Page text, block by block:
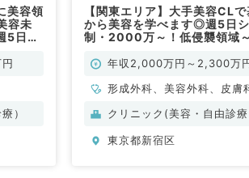
美容領
容未
5日
皮膚
）
【関東エリア】大手美容CL
から美容を学べます◎週5日
制・2000万～！低侵襲領域
長できます！専門医をお持ち
科／常勤）
年収2,000万円～2,300万
形成外科、美容外科、皮膚
容皮膚科、科目不問
クリニック(美容・自由診療
東京都新宿区